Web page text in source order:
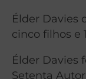
Élder Davies
cinco filhos e
Élder Davies
Setenta